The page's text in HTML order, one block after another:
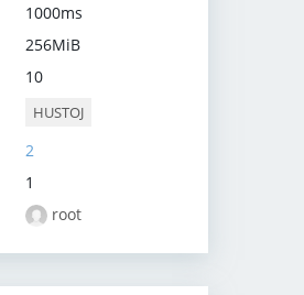
1000ms
256MiB
10
HUSTOJ
2
1
root